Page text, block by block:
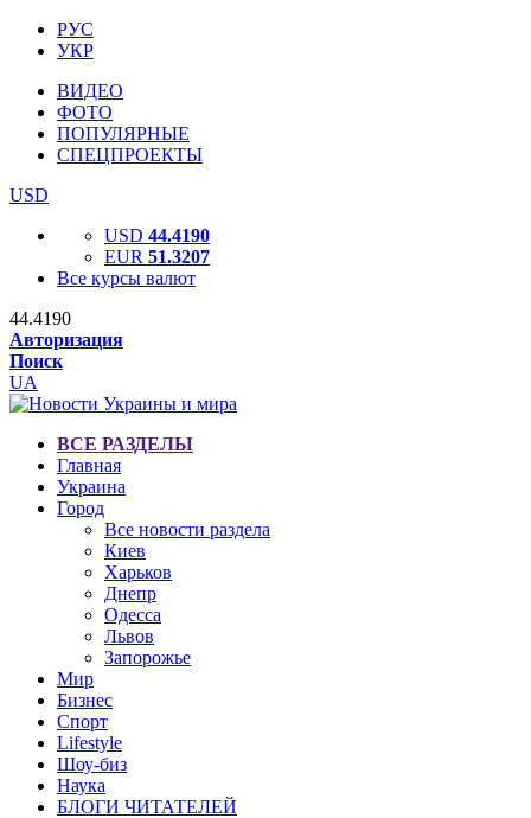
РУС
УКР
ВИДЕО
ФОТО
ПОПУЛЯРНЫЕ
СПЕЦПРОЕКТЫ
USD
USD 44.4190
EUR 51.3207
Все курсы валют
44.4190
Авторизация
Поиск
UA
ВСЕ РАЗДЕЛЫ
Главная
Украина
Город
Все новости раздела
Киев
Харьков
Днепр
Одесса
Львов
Запорожье
Мир
Бизнес
Спорт
Lifestyle
Шоу-биз
Наука
БЛОГИ ЧИТАТЕЛЕЙ